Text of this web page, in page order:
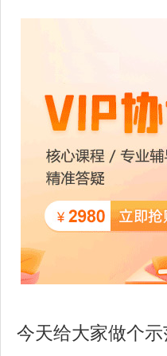
今天给大家做个示